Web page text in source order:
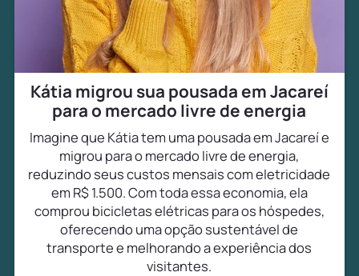
Kátia migrou sua pousada em Jacareí
para o mercado livre de energia
Imagine que Kátia tem uma pousada em Jacareí e
migrou para o mercado livre de energia,
reduzindo seus custos mensais com eletricidade
em R$ 1.500. Com toda essa economia, ela
comprou bicicletas elétricas para os hóspedes,
oferecendo uma opção sustentável de
transporte e melhorando a experiência dos
visitantes.